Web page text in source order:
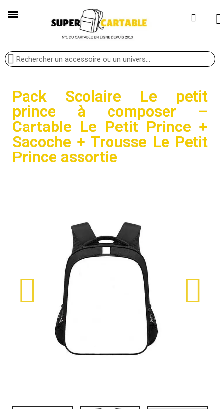
Pack Scolaire Le petit
prince à composer –
Cartable Le Petit Prince +
Sacoche + Trousse Le Petit
Prince assortie